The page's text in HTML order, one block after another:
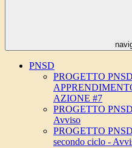
PNSD
PROGETTO
AZIONE #7
PROGETTO
Avviso
PROGETTO
secondo ciclo -